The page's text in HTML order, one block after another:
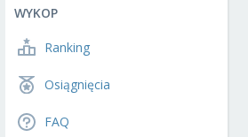
WYKOP
Ranking
Osiągnięcia
FAQ